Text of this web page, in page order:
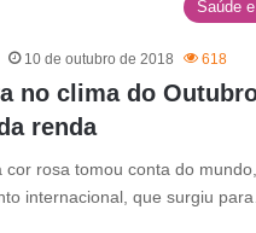
Saúde
10 de outubro de 2018 618
no clima do
renda
cor rosa tomou conta do
internacional, que surgiu